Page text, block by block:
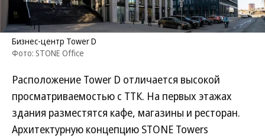
Бизнес-центр Tower D
Фото: STONE Office
Расположение Tower D отличается высокой
просматриваемостью с ТТК. На первых этажах
здания разместятся кафе, магазины и ресторан.
Архитектурную концепцию STONE Towers